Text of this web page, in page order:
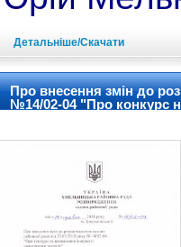
Детальніше/Скачати
Про внесення змін до
№14/02-04 "Про конкурс